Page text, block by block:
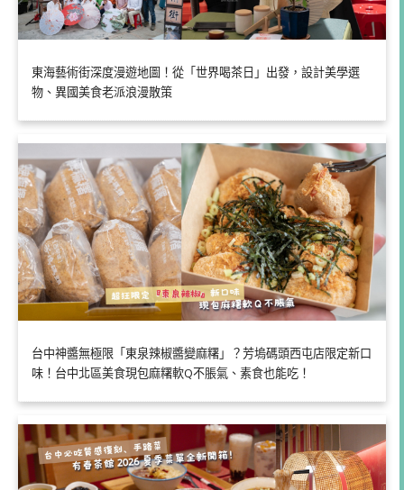
東海藝術街深度漫遊地圖！從「世界喝茶日」出發，設計美學選
物、異國美食老派浪漫散策
台中神醬無極限「東泉辣椒醬變麻糬」？芳塢碼頭西屯店限定新口
味！台中北區美食現包麻糬軟Q不脹氣、素食也能吃！